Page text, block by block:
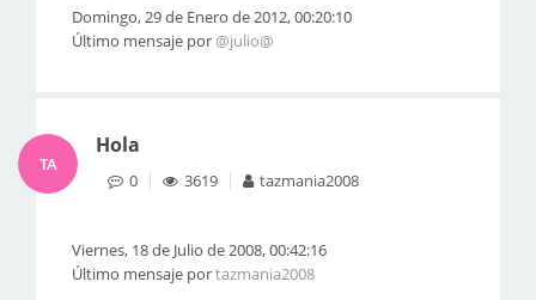
Domingo, 29 de Enero de 2012, 00:20:10
Último mensaje por @julio@
TA
Hola
0 3619 tazmania2008
Viernes, 18 de Julio de 2008, 00:42:16
Último mensaje portazmania2008